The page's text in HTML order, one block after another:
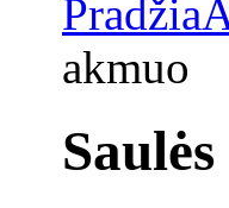
Pradžia
akmuo